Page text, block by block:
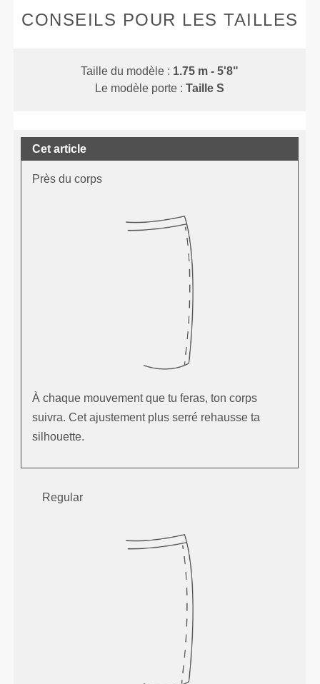
CONSEILS POUR LES TAILLES
Taille du modèle : 1.75 m - 5'8"
Le modèle porte :Taille S
Cet article
Près du corps
À chaque mouvement que tu feras, ton corps
suivra. Cet ajustement plus serré rehausse ta
silhouette.
Regular